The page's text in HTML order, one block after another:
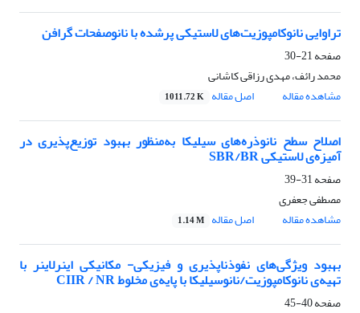
تراوایی نانوکامپوزیت‌های لاستیکی پرشده با نانوصفحات گرافن
صفحه21-30
محمد رائف، مهدی رزاقی کاشانی
مشاهده مقاله
اصل مقاله 1011.72 K
اصلاح سطح نانوذره‌های سیلیکا به‌منظور بهبود توزیع‌پذیری در
آمیزه‌ی لاستیکی SBR/BR
صفحه31-39
مصطفی جعفری
مشاهده مقاله
اصل مقاله 1.14 M
بهبود ویژگی‌های نفوذناپذیری و فیزیکی- مکانیکی اینرلاینر با
تهیه‌ی نانوکامپوزیت/نانوسیلیکا با پایه‌ی مخلوط CIIR / NR
صفحه40-45